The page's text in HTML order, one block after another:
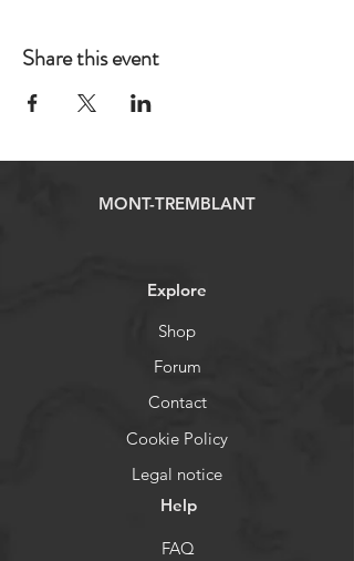
Share this event
MONT-TREMBLANT
Explore
Shop
Forum
Contact
Cookie Policy
Legal notice
Help
FAQ